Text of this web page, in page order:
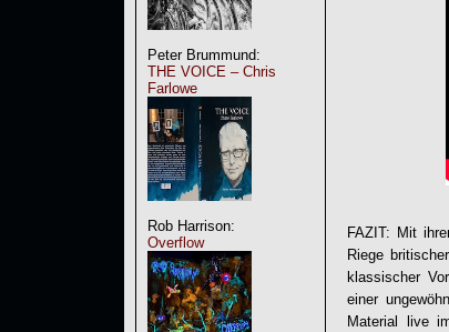
Peter Brummund:
THE VOICE – Chris
Farlowe
Rob Harrison:
Overflow
FAZIT: Mit
Riege
klassischer
einer
Material live